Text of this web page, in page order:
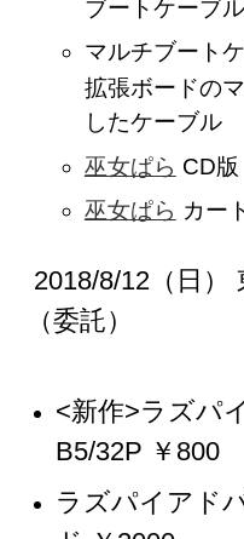
ブートケーブ
マルチブート
拡張ボードの
したケーブル
巫女ぱら CD
巫女ぱら カー
2018/8/12（日
（委託）
<新作>ラズ
B5/32P ￥800
ラズパイアド